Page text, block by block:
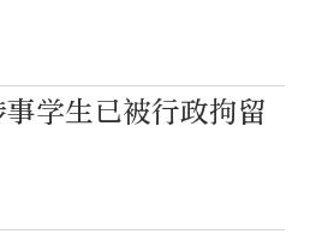
学生已被行政拘留